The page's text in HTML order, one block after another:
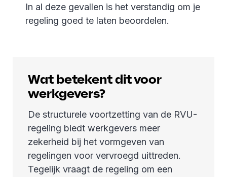
In al deze gevallen is het verstandig om je
regeling goed te laten beoordelen.
Wat betekent dit voor
werkgevers?
De structurele voortzetting van de RVU-
regeling biedt werkgevers meer
zekerheid bij het vormgeven van
regelingen voor vervroegd uittreden.
Tegelijk vraagt de regeling om een